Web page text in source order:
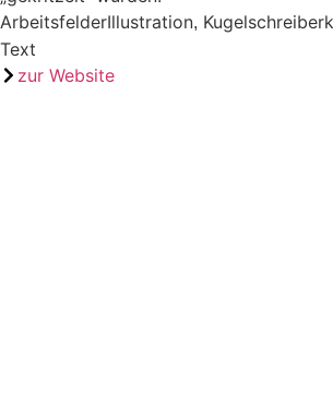
ArbeitsfelderIllustration,
Text
zur Website